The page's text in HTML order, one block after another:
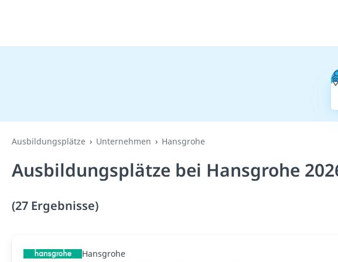
Ausbildungsplätze Unternehmen Hansgrohe
Ausbildungsplätze bei Hansgrohe
(27 Ergebnisse)
Hansgrohe